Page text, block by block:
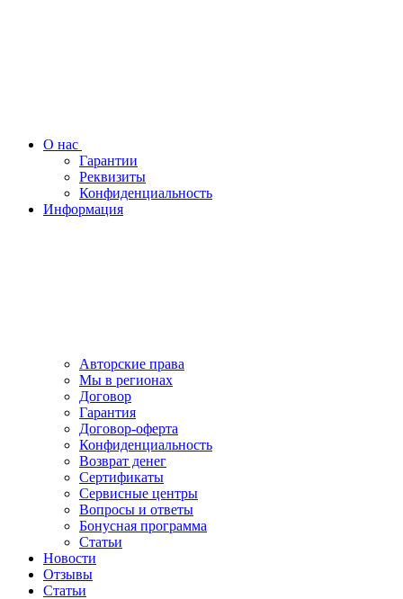
О нас
Гарантии
Реквизиты
Конфиденциальность
Информация
Авторские права
Мы в регионах
Договор
Гарантия
Договор-оферта
Конфиденциальность
Возврат денег
Сертификаты
Сервисные центры
Вопросы и ответы
Бонусная программа
Статьи
Новости
Отзывы
Статьи